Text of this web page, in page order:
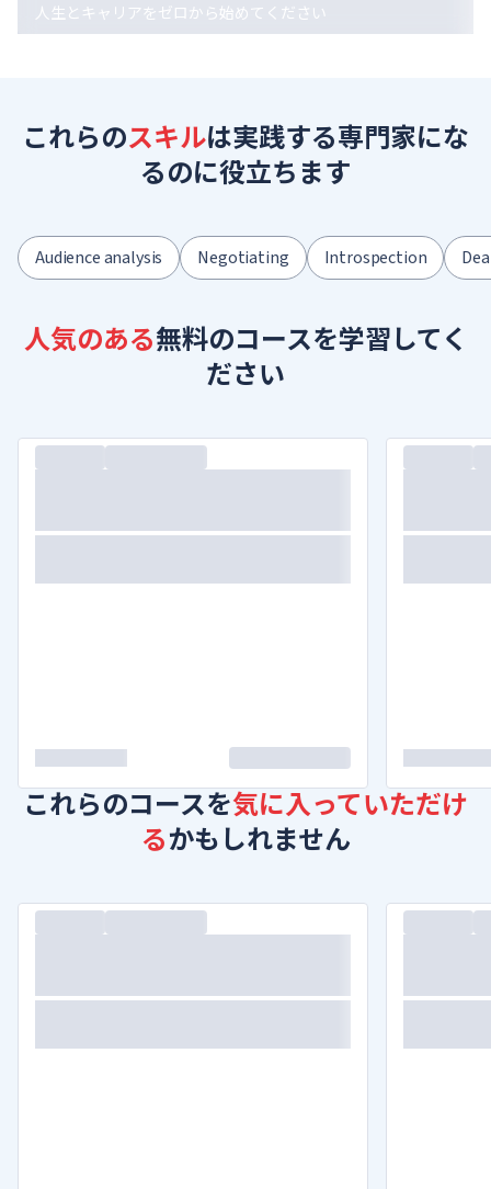
人生とキャリアをゼロから始めてください
これらのスキルは実践する専門家にな
るのに役立ちます
Audience analysis Negotiating Introspection
人気のある無料のコースを学習してく
ださい
これらのコースを気に入っていただけ
るかもしれません